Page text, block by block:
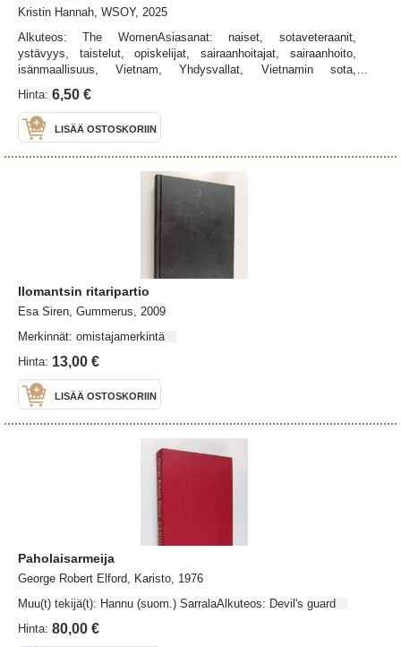
Kristin Hannah, WSOY, 2025
Alkuteos: The WomenAsiasanat: naiset, sotaveteraanit,
ystävyys, taistelut, opiskelijat, sairaanhoitajat, sairaanhoito,
isänmaallisuus, Vietnam, Yhdysvallat, Vietnamin sota,
Hinta: 6,50 €
LISÄÄ OSTOSKORIIN
Ilomantsin ritaripartio
Esa Siren, Gummerus, 2009
Merkinnät: omistajamerkintä
Hinta: 13,00 €
LISÄÄ OSTOSKORIIN
Paholaisarmeija
George Robert Elford, Karisto, 1976
Muu(t) tekijä(t): Hannu (suom.) SarralaAlkuteos: Devil's guard
Hinta: 80,00 €